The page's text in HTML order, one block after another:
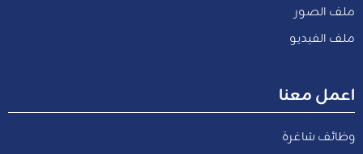
ملف الصور
ملف الفيديو
اعمل معنا
وظائف شاغرة